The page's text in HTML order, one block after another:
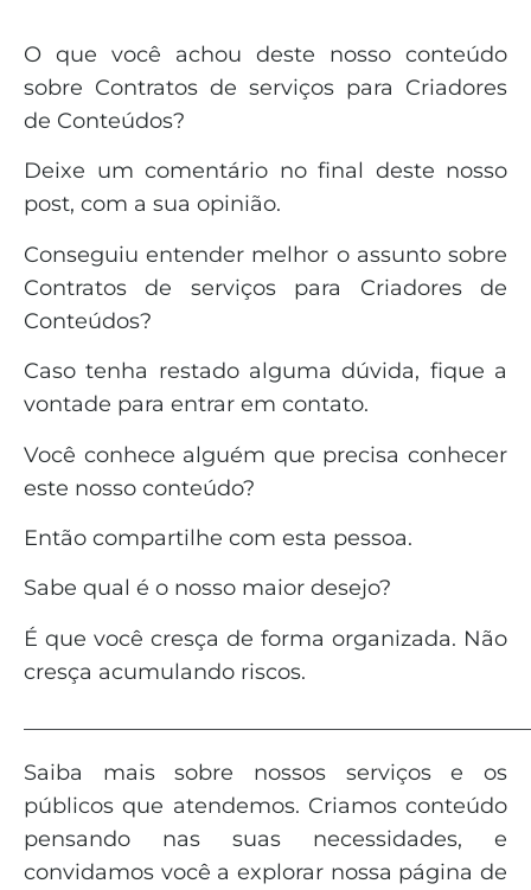
O que você achou deste nosso conteúdo
sobre Contratos de serviços para Criadores
de Conteúdos?
Deixe um comentário no final deste nosso
post, com a sua opinião.
Conseguiu entender melhor o assunto sobre
Contratos de serviços para Criadores de
Conteúdos?
Caso tenha restado alguma dúvida, fique a
vontade para entrar em contato.
Você conhece alguém que precisa conhecer
este nosso conteúdo?
Então compartilhe com esta pessoa.
Sabe qual é o nosso maior desejo?
É que você cresça de forma organizada. Não
cresça acumulando riscos.
Saiba mais sobre nossos serviços e os
públicos que atendemos. Criamos conteúdo
pensando nas suas necessidades, e
convidamos você a explorar nossa página de